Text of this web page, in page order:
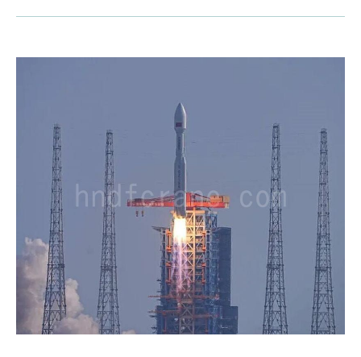
Українська
Беларуская мова
O‘zbekcha